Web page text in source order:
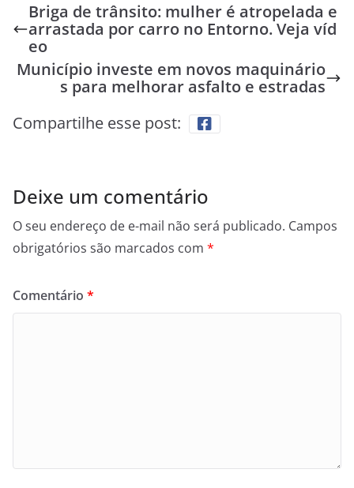
Briga de trânsito: mulher é atropelada e
arrastada por carro no Entorno. Veja víd
eo
Município investe em novos maquinário
s para melhorar asfalto e estradas
Compartilhe esse post:
Deixe um comentário
O seu endereço de e-mail não será publicado. Campos
obrigatórios são marcados com *
Comentário *